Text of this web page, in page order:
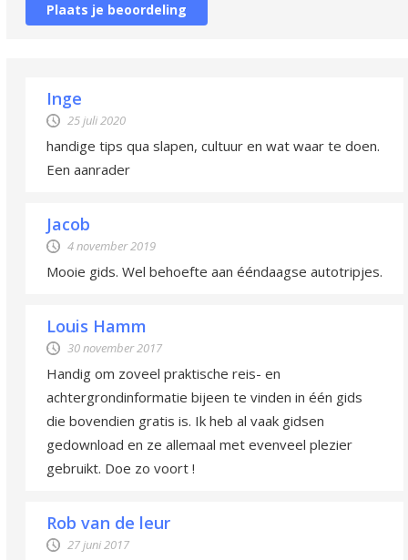
Plaats je beoordeling
Inge
25 juli 2020
handige tips qua slapen, cultuur en wat waar te doen.
Een aanrader
Jacob
4 november 2019
Mooie gids. Wel behoefte aan ééndaagse autotripjes.
Louis Hamm
30 november 2017
Handig om zoveel praktische reis- en
achtergrondinformatie bijeen te vinden in één gids
die bovendien gratis is. Ik heb al vaak gidsen
gedownload en ze allemaal met evenveel plezier
gebruikt. Doe zo voort !
Rob van de leur
27 juni 2017